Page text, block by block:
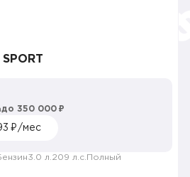
до 350 000 ₽
₽/мес
3.0 л. 209 л.с. Полный